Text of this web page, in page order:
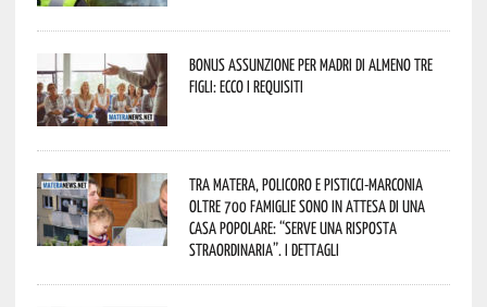
Bonus assunzione per madri di almeno tre
figli: ecco i requisiti
Tra Matera, Policoro e Pisticci-Marconia
oltre 700 famiglie sono in attesa di una
casa popolare: “serve una risposta
straordinaria”. I dettagli